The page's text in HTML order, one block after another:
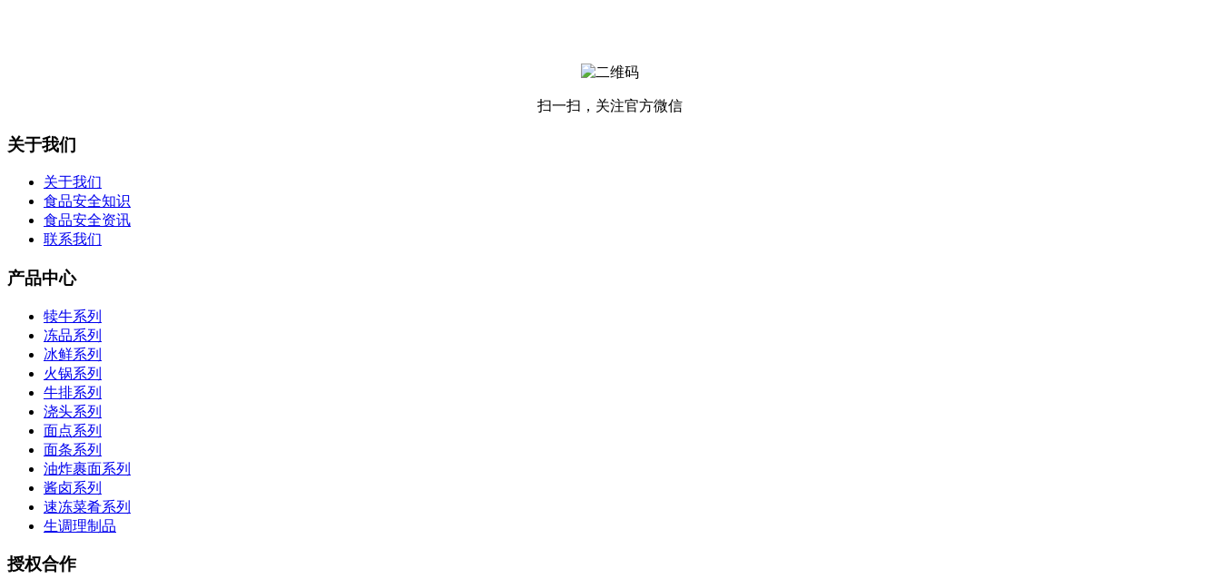
扫一扫，关注官方微信
关于我们
关于我们
食品安全知识
食品安全资讯
联系我们
产品中心
犊牛系列
冻品系列
冰鲜系列
火锅系列
牛排系列
浇头系列
面点系列
面条系列
油炸裹面系列
酱卤系列
速冻菜肴系列
生调理制品
授权合作